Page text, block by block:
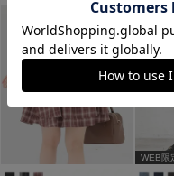
WEB限